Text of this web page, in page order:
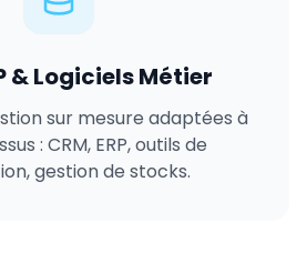
& Logiciels Métier
sur mesure adaptées à
: CRM, ERP, outils de
gestion de stocks.